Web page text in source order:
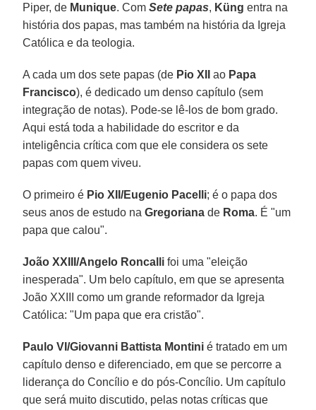
Piper, de Munique. ComSete papas, Küng entra na
história dos papas, mas também na história da Igreja
Católica e da teologia.
A cada um dos sete papas (de Pio XII ao Papa
Francisco), é dedicado um denso capítulo (sem
integração de notas). Pode-se lê-los de bom grado.
Aqui está toda a habilidade do escritor e da
inteligência crítica com que ele considera os sete
papas com quem viveu.
O primeiro é Pio XII/Eugenio Pacelli; é o papa dos
seus anos de estudo naGregoriana de Roma. É "um
papa que calou".
João XXIII/Angelo Roncalli foi uma "eleição
inesperada". Um belo capítulo, em que se apresenta
João XXIII como um grande reformador da Igreja
Católica: "Um papa que era cristão".
Paulo VI/Giovanni Battista Montini é tratado em um
capítulo denso e diferenciado, em que se percorre a
liderança do Concílio e do pós-Concílio. Um capítulo
que será muito discutido, pelas notas críticas que